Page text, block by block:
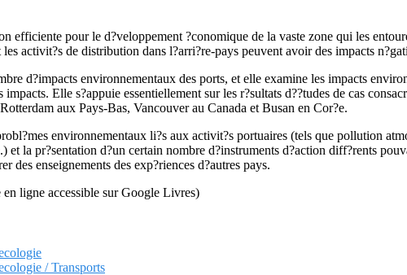
efficiente pour le d?veloppement ?conomique de la vaste zone qui les
activit?s de distribution dans l?arri?re-pays peuvent avoir des impacts
d?impacts environnementaux des ports, et elle examine les impacts
Elle s?appuie essentiellement sur les r?sultats d??tudes de cas
aux Pays-Bas, Vancouver au Canada et Busan en Cor?e.
environnementaux li?s aux activit?s portuaires (tels que pollution
et la pr?sentation d?un certain nombre d?instruments d?action diff?rents
des enseignements des exp?riences d?autres pays.
ligne accessible sur Google Livres)
/ Transports